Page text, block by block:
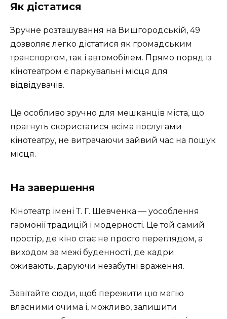
Як дістатися
Зручне розташування на Вишгородській, 49
дозволяє легко дістатися як громадським
транспортом, так і автомобілем. Прямо поряд із
кінотеатром є паркувальні місця для
відвідувачів.
Це особливо зручно для мешканців міста, що
прагнуть скористатися всіма послугами
кінотеатру, не витрачаючи зайвий час на пошук
місця.
На завершення
Кінотеатр імені Т. Г. Шевченка — уособлення
гармонії традицій і модерності. Це той самий
простір, де кіно стає не просто переглядом, а
виходом за межі буденності, де кадри
оживають, даруючи незабутні враження.
Завітайте сюди, щоб пережити цю магію
власними очима і, можливо, залишити